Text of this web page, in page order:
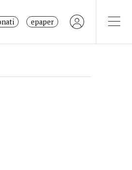
epaper